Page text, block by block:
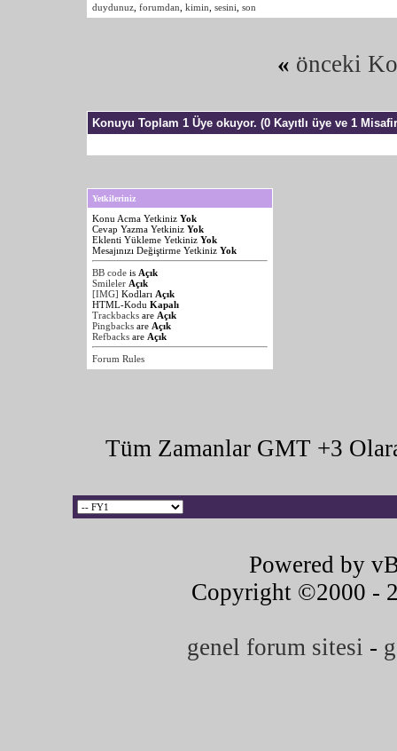
duydunuz forumdan kimin sesini son
« önceki
Konuyu Toplam 1 Üye okuyor. (0 Kayıtlı üye ve 1
Yetkileriniz
Konu Acma Yetkiniz Yok
Cevap Yazma Yetkiniz Yok
Eklenti Yükleme Yetkiniz Yok
Mesajınızı Değiştirme Yetkiniz Yok
BB code is Açık
Smileler Açık
[IMG] Kodları Açık
HTML-Kodu Kapalı
Trackbacks are Açık
Pingbacks are Açık
Refbacks are Açık
Forum Rules
Tüm Zamanlar GMT +3
Powered by
Copyright ©2000 -
genel forum sitesi -